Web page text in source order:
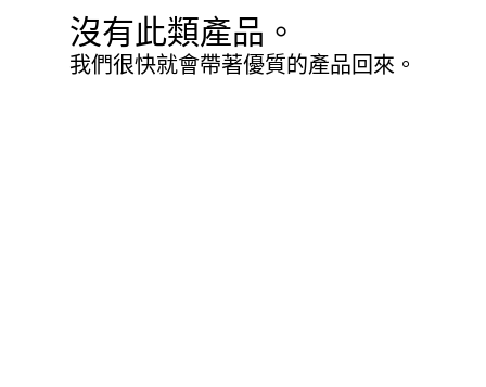
沒有此類產品。
我們很快就會帶著優質的產品回來。